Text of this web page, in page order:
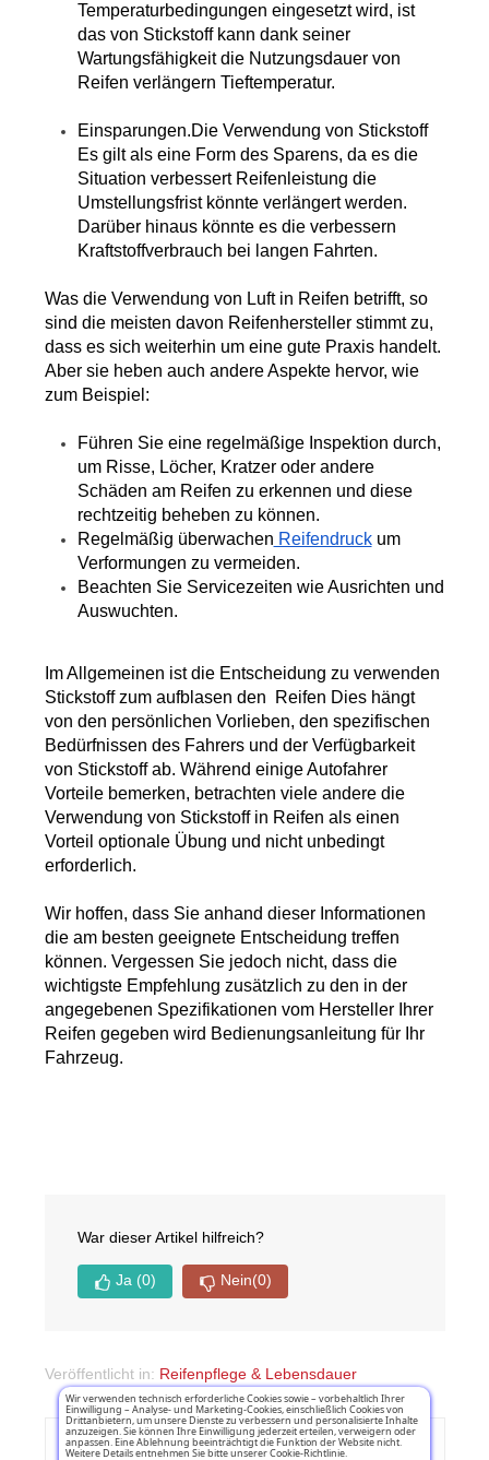
Temperaturbedingungen eingesetzt wird, ist
das von Stickstoff kann dank seiner
Wartungsfähigkeit die Nutzungsdauer von
Reifen verlängern Tieftemperatur.
Einsparungen.Die Verwendung von Stickstoff
Es gilt als eine Form des Sparens, da es die
Situation verbessert Reifenleistung die
Umstellungsfrist könnte verlängert werden.
Darüber hinaus könnte es die verbessern
Kraftstoffverbrauch bei langen Fahrten.
Was die Verwendung von Luft in Reifen betrifft, so
sind die meisten davon Reifenhersteller stimmt zu,
dass es sich weiterhin um eine gute Praxis handelt.
Aber sie heben auch andere Aspekte hervor, wie
zum Beispiel:
Führen Sie eine regelmäßige Inspektion durch,
um Risse, Löcher, Kratzer oder andere
Schäden am Reifen zu erkennen und diese
rechtzeitig beheben zu können.
Regelmäßig überwachen Reifendruck um
Verformungen zu vermeiden.
Beachten Sie Servicezeiten wie Ausrichten und
Auswuchten.
Im Allgemeinen ist die Entscheidung zu verwenden
Stickstoff zum aufblasen den  Reifen Dies hängt
von den persönlichen Vorlieben, den spezifischen
Bedürfnissen des Fahrers und der Verfügbarkeit
von Stickstoff ab. Während einige Autofahrer
Vorteile bemerken, betrachten viele andere die
Verwendung von Stickstoff in Reifen als einen
Vorteil optionale Übung und nicht unbedingt
erforderlich.
Wir hoffen, dass Sie anhand dieser Informationen
die am besten geeignete Entscheidung treffen
können. Vergessen Sie jedoch nicht, dass die
wichtigste Empfehlung zusätzlich zu den in der
angegebenen Spezifikationen vom Hersteller Ihrer
Reifen gegeben wird Bedienungsanleitung für Ihr
Fahrzeug.
War dieser Artikel hilfreich?
Ja (0) Nein(0)
Veröffentlicht in: Reifenpflege & Lebensdauer
Wir verwenden technisch erforderliche Cookies sowie – vorbehaltlich Ihrer
Einwilligung – Analyse- und Marketing-Cookies, einschließlich Cookies von
Drittanbietern, um unsere Dienste zu verbessern und personalisierte Inhalte
anzuzeigen. Sie können Ihre Einwilligung jederzeit erteilen, verweigern oder
anpassen. Eine Ablehnung beeinträchtigt die Funktion der Website nicht.
Weitere Details entnehmen Sie bitte unserer Cookie-Richtlinie.